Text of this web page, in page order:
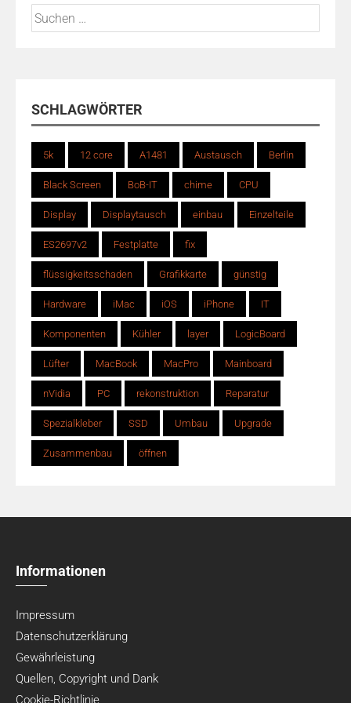
Suchen
nach:
SCHLAGWÖRTER
5k 12 core A1481 Austausch Berlin
Black Screen BoB-IT chime CPU
Display Displaytausch einbau Einzelteile
ES2697v2 Festplatte fix
flüssigkeitsschaden Grafikkarte günstig
Hardware iMac iOS iPhone IT
Komponenten Kühler layer LogicBoard
Lüfter MacBook MacPro Mainboard
nVidia PC rekonstruktion Reparatur
Spezialkleber SSD Umbau Upgrade
Zusammenbau öffnen
Informationen
Impressum
Datenschutzerklärung
Gewährleistung
Quellen, Copyright und Dank
Cookie-Richtlinie